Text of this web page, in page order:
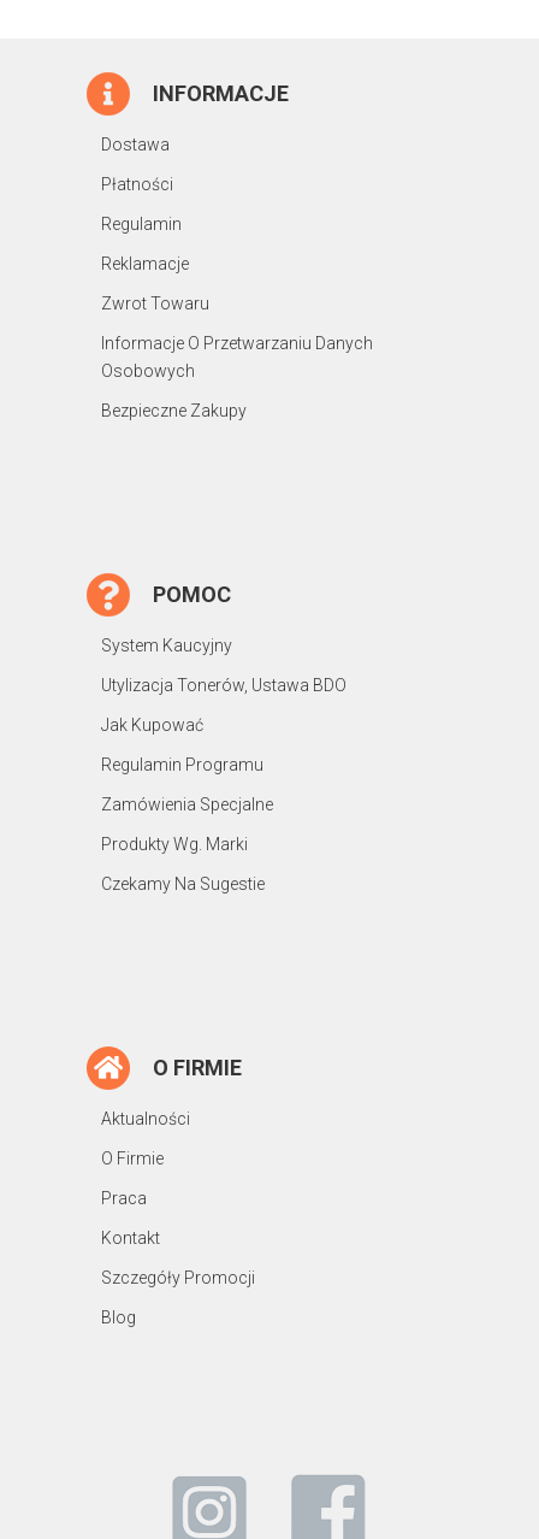
INFORMACJE
Dostawa
Płatności
Regulamin
Reklamacje
Zwrot Towaru
Informacje O Przetwarzaniu Danych
Osobowych
Bezpieczne Zakupy
POMOC
System Kaucyjny
Utylizacja Tonerów, Ustawa BDO
Jak Kupować
Regulamin Programu
Zamówienia Specjalne
Produkty Wg. Marki
Czekamy Na Sugestie
O FIRMIE
Aktualności
O Firmie
Praca
Kontakt
Szczegóły Promocji
Blog